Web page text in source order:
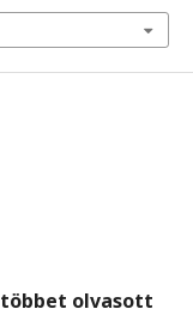
olvasott